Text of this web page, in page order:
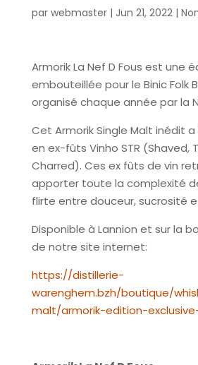
par webmaster| Jun 21, 2022|
Armorik La Nef D Fous est une
embouteillée pour le Binic Folk
organisé chaque année par la
Cet Armorik Single Malt inédit
en ex-fûts Vinho STR (Shaved,
Charred). Ces ex fûts de vin
apporter toute la complexité
flirte entre douceur, sucrosité
Disponible à Lannion et sur la
de notre site internet:
https://distillerie-
warenghem.bzh/boutique/
malt/armorik-edition-